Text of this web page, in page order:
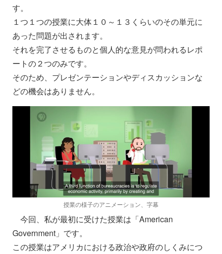
す。
１つ１つの授業に大体１０～１３くらいのその単元に
あった問題が出されます。
それを完了させるものと個人的な意見が問われるレポ
ートの２つのみです。
そのため、プレゼンテーションやディスカッションな
どの機会はありません。
授業の様子のアニメーション、字幕
今回、私が最初に受けた授業は「American
Government」です。
この授業はアメリカにおける政治や政府のしくみにつ